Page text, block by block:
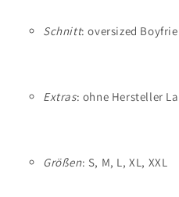
Schnitt: oversized
Extras: ohne Hersteller
Größen: S, M, L, XL, XXL